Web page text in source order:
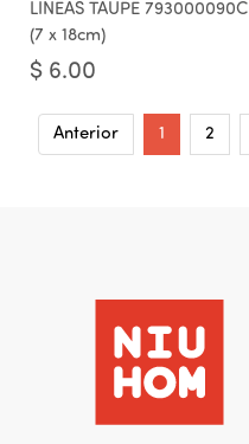
LINEAS TAUPE 793000090C
(7 x 18cm)
$ 6.00
Anterior 1 2